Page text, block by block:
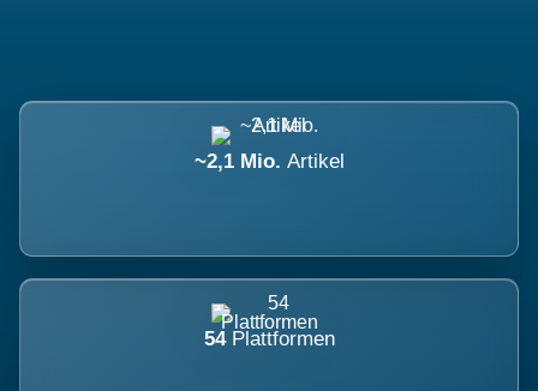
~2,1 Mio. Artikel
54 Plattformen